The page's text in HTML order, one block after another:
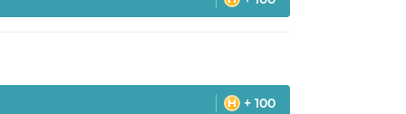
+ 100